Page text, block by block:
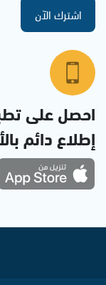
اشترك الآن
احصل على
إطلاع دائم